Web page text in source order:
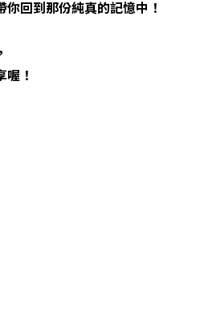
回到那份純真的記憶中！
喔！